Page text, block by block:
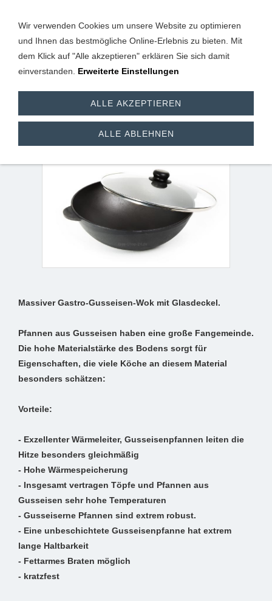
WOK / Wokpfanne mit
Glasdeckel 30 cm
Massiver Gastro-Gusseisen-Wok mit Glasdeckel.
Pfannen aus Gusseisen haben eine große Fangemeinde.
Die hohe Materialstärke des Bodens sorgt für
Eigenschaften, die viele Köche an diesem Material
besonders schätzen:
Vorteile:
- Exzellenter Wärmeleiter, Gusseisenpfannen leiten die
Hitze besonders gleichmäßig
- Hohe Wärmespeicherung
- Insgesamt vertragen Töpfe und Pfannen aus
Gusseisen sehr hohe Temperaturen
- Gusseiserne Pfannen sind extrem robust.
- Eine unbeschichtete Gusseisenpfanne hat extrem
lange Haltbarkeit
- Fettarmes Braten möglich
- kratzfest
Wir verwenden Cookies um unsere Website zu optimieren
und Ihnen das bestmögliche Online-Erlebnis zu bieten. Mit
dem Klick auf "Alle akzeptieren" erklären Sie sich damit
einverstanden. Erweiterte Einstellungen
ALLE AKZEPTIEREN
ALLE ABLEHNEN